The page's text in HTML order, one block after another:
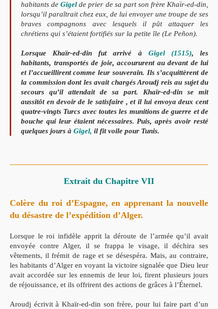
habitants deGigelde prier de sa part son frère Khaïr-ed-din,
lorsqu’il paraîtrait chez eux, de lui envoyer une troupe de ses
braves compagnons avec lesquels il pût attaquer les
chrétiens qui s’é­taient fortifiés sur la petite île (Le Peñon).
Lorsque Khaïr-ed-din fut arrivé à Gigel (1515),les
habitants, transportés de joie, accoururent au devant de lui
et l’accueillirent comme leur souverain. Ils s’acquittèrent de
la commission dont les avait chargés Aroudj reis au sujet du
secours qu’il attendait de sa part. Khaïr-ed-din se mit
aussitôt en devoir de le satisfaire , et il lui envoya deux cent
quatre-vingts Turcs avec toutes les munitions de guerre et de
bouche qui leur étaient nécessaires. Puis, après avoir resté
quelques jours à Gigel, il fit voile pour Tunis.
Extrait du Chapitre VII
Colère du roi d’Espagne, en apprenant la nouvelle
du désastre de l’expédition d’Alger.
Lorsque le roi infidèle apprit la déroute de l’armée qu’il avait
envoyée contre Alger, il se frappa le visage, il déchira ses
vêtements, il frémit de rage et se désespéra. Mais, au contraire,
les habitants d’Alger en voyant la victoire signalée que Dieu leur
avait accordée sur les ennemis de leur loi, firent plusieurs jours
de réjouissance, et ils offrirent des actions de grâces à l’Éternel.
Aroudj écrivit à Khaïr-ed-din son frère, pour lui faire part d’un